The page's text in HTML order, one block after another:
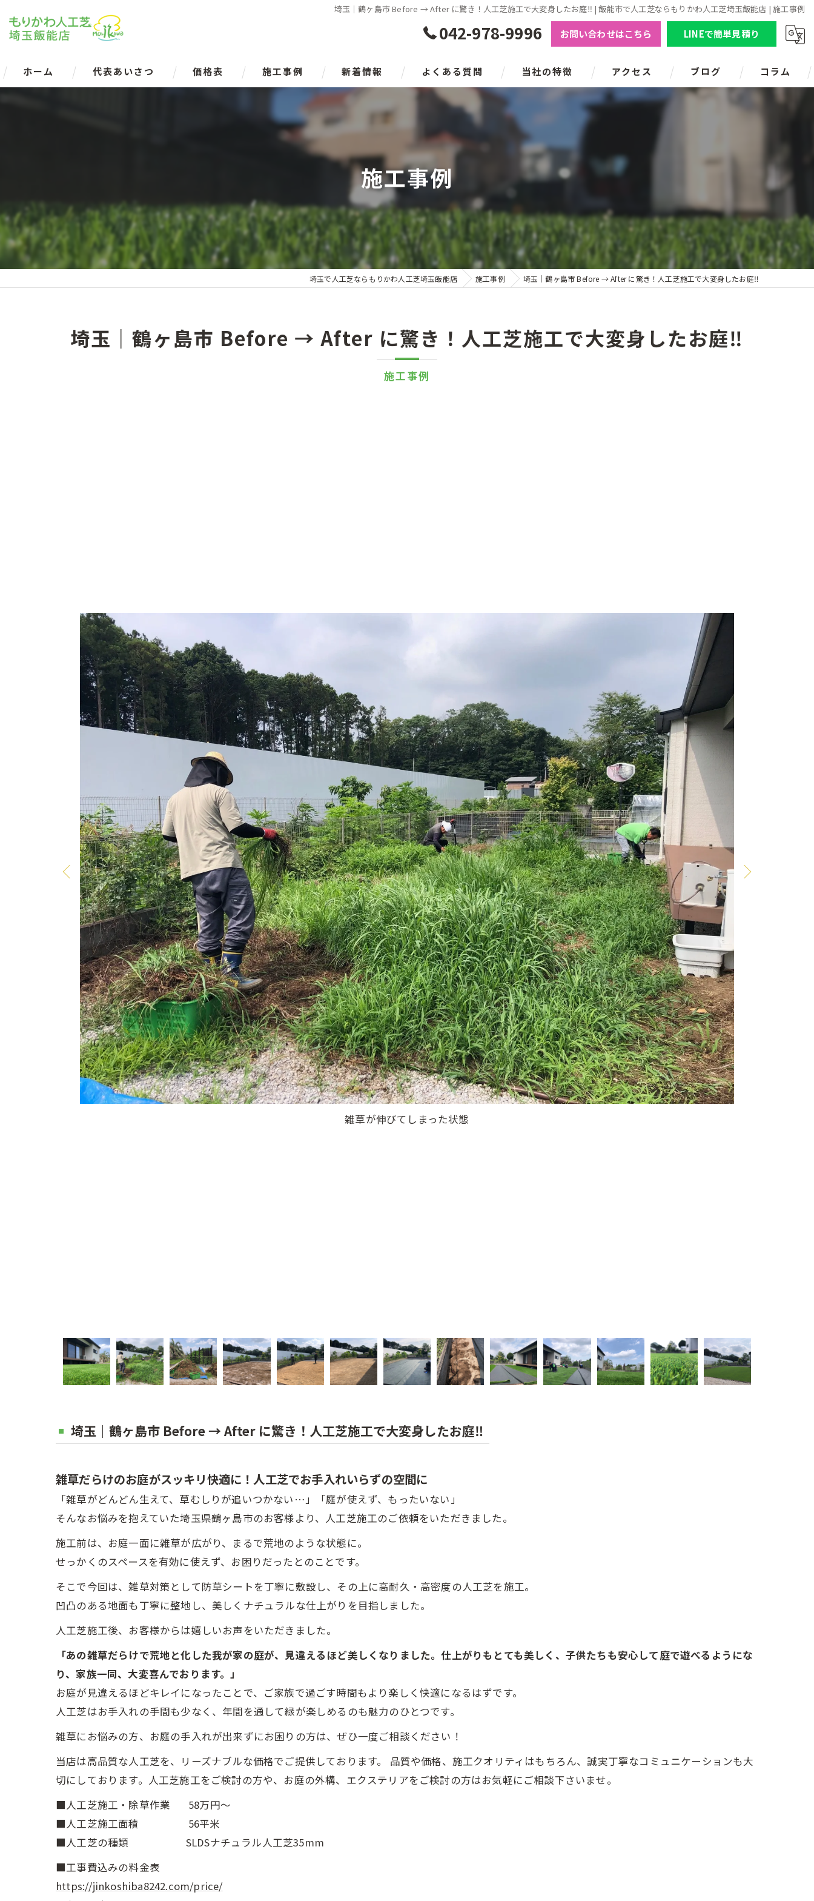
埼玉｜鶴ヶ島市 Before → After に驚き！人工芝施工で大変身したお庭‼ | 飯能市で人工芝ならもりかわ人工芝埼玉飯能店 | 施工事例
042-978-9996 お問い合わせはこちら LINEで簡単見積り
ホーム 代表あいさつ 価格表 施工事例 新着情報 よくある質問 当社の特徴
日高市の人工芝
入間市の人工芝
狭山市の人工芝
瑞穂町の人工芝
アクセス ブログ コラム
施工事例
埼玉で人工芝ならもりかわ人工芝埼玉飯能店 施工事例 埼玉｜鶴ヶ島市 Before → After に驚き！人工芝施工で大変身したお庭‼
施工事例
埼玉｜鶴ヶ島市 Before → After に驚き！人工芝施工で大変身したお庭‼
除草作業
埼玉｜鶴ヶ島市 Before → After に驚き！人工芝施工で大変身したお庭‼
雑草だらけのお庭がスッキリ快適に！人工芝でお手入れいらずの空間に
「雑草がどんどん生えて、草むしりが追いつかない…」「庭が使えず、もったいない」
そんなお悩みを抱えていた埼玉県鶴ヶ島市のお客様より、人工芝施工のご依頼をいただきました。
施工前は、お庭一面に雑草が広がり、まるで荒地のような状態に。
せっかくのスペースを有効に使えず、お困りだったとのことです。
そこで今回は、雑草対策として防草シートを丁寧に敷設し、その上に高耐久・高密度の人工芝を施工。
凹凸のある地面も丁寧に整地し、美しくナチュラルな仕上がりを目指しました。
人工芝施工後、お客様からは嬉しいお声をいただきました。
「あの雑草だらけで荒地と化した我が家の庭が、見違えるほど美しくなりました。仕上がりもとても美しく、子供たちも安心して庭で遊べるようにな
り、家族一同、大変喜んでおります。」
お庭が見違えるほどキレイになったことで、ご家族で過ごす時間もより楽しく快適になるはずです。
人工芝はお手入れの手間も少なく、年間を通して緑が楽しめるのも魅力のひとつです。
雑草にお悩みの方、お庭の手入れが出来ずにお困りの方は、ぜひ一度ご相談ください！
当店は高品質な人工芝を、リーズナブルな価格でご提供しております。 品質や価格、施工クオリティはもちろん、誠実丁寧なコミュニケーションも大
切にしております。人工芝施工をご検討の方や、お庭の外構、エクステリアをご検討の方はお気軽にご相談下さいませ。
■人工芝施工・除草作業 58万円〜
■人工芝施工面積 56平米
■人工芝の種類 SLDSナチュラル人工芝35mm
■工事費込みの料金表
https://jinkoshiba8242.com/price/